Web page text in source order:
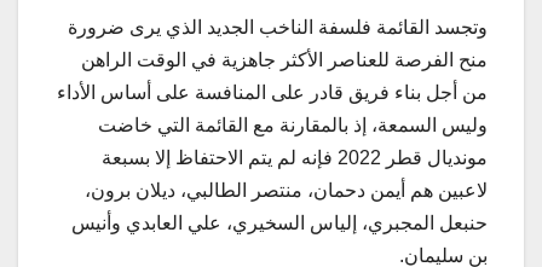
وتجسد القائمة فلسفة الناخب الجديد الذي يرى ضرورة
منح الفرصة للعناصر الأكثر جاهزية في الوقت الراهن
من أجل بناء فريق قادر على المنافسة على أساس الأداء
وليس السمعة، إذ بالمقارنة مع القائمة التي خاضت
مونديال قطر 2022 فإنه لم يتم الاحتفاظ إلا بسبعة
لاعبين هم أيمن دحمان، منتصر الطالبي، ديلان برون،
حنبعل المجبري، إلياس السخيري، علي العابدي وأنيس
بن سليمان.